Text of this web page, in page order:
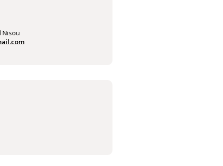
Nisou